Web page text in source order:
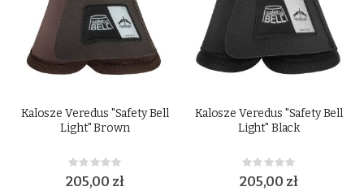
Kalosze Veredus "Safety Bell
Light" Brown
Rating:
0%
205,00 zł
Kalosze Veredus "Safety Bell
Light" Black
Rating:
0%
205,00 zł